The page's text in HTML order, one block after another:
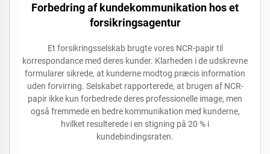
Forbedring af kundekommunikation hos et
forsikringsagentur
Et forsikringsselskab brugte vores NCR-papir til
korrespondance med deres kunder. Klarheden i de udskrevne
formularer sikrede, at kunderne modtog præcis information
uden forvirring. Selskabet rapporterede, at brugen af NCR-
papir ikke kun forbedrede deres professionelle image, men
også fremmede en bedre kommunikation med kunderne,
hvilket resulterede i en stigning på 20 % i
kundebindingsraten.